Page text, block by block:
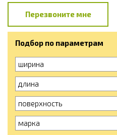
Перезвоните мне
Подбор по параметрам
ширина
длина
поверхность
марка